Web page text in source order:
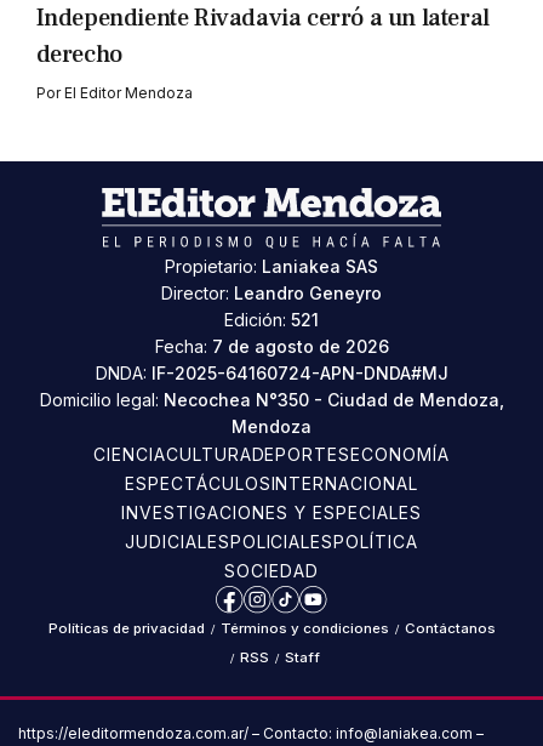
Independiente Rivadavia cerró a un lateral
derecho
PorEl Editor Mendoza
Propietario: Laniakea SAS
Director: Leandro Geneyro
Edición: 521
Fecha: 7 de agosto de 2026
DNDA: IF-2025-64160724-APN-DNDA#MJ
Domicilio legal: Necochea N°350 - Ciudad de Mendoza,
Mendoza
CIENCIACULTURADEPORTESECONOMÍA
ESPECTÁCULOSINTERNACIONAL
INVESTIGACIONES Y ESPECIALES
JUDICIALESPOLICIALESPOLÍTICA
SOCIEDAD
Facebook
Instagram
TikTokYouTube
Políticas de privacidad / Términos y condiciones / Contáctanos
/ RSS / Staff
https://eleditormendoza.com.ar/ – Contacto: info@laniakea.com –